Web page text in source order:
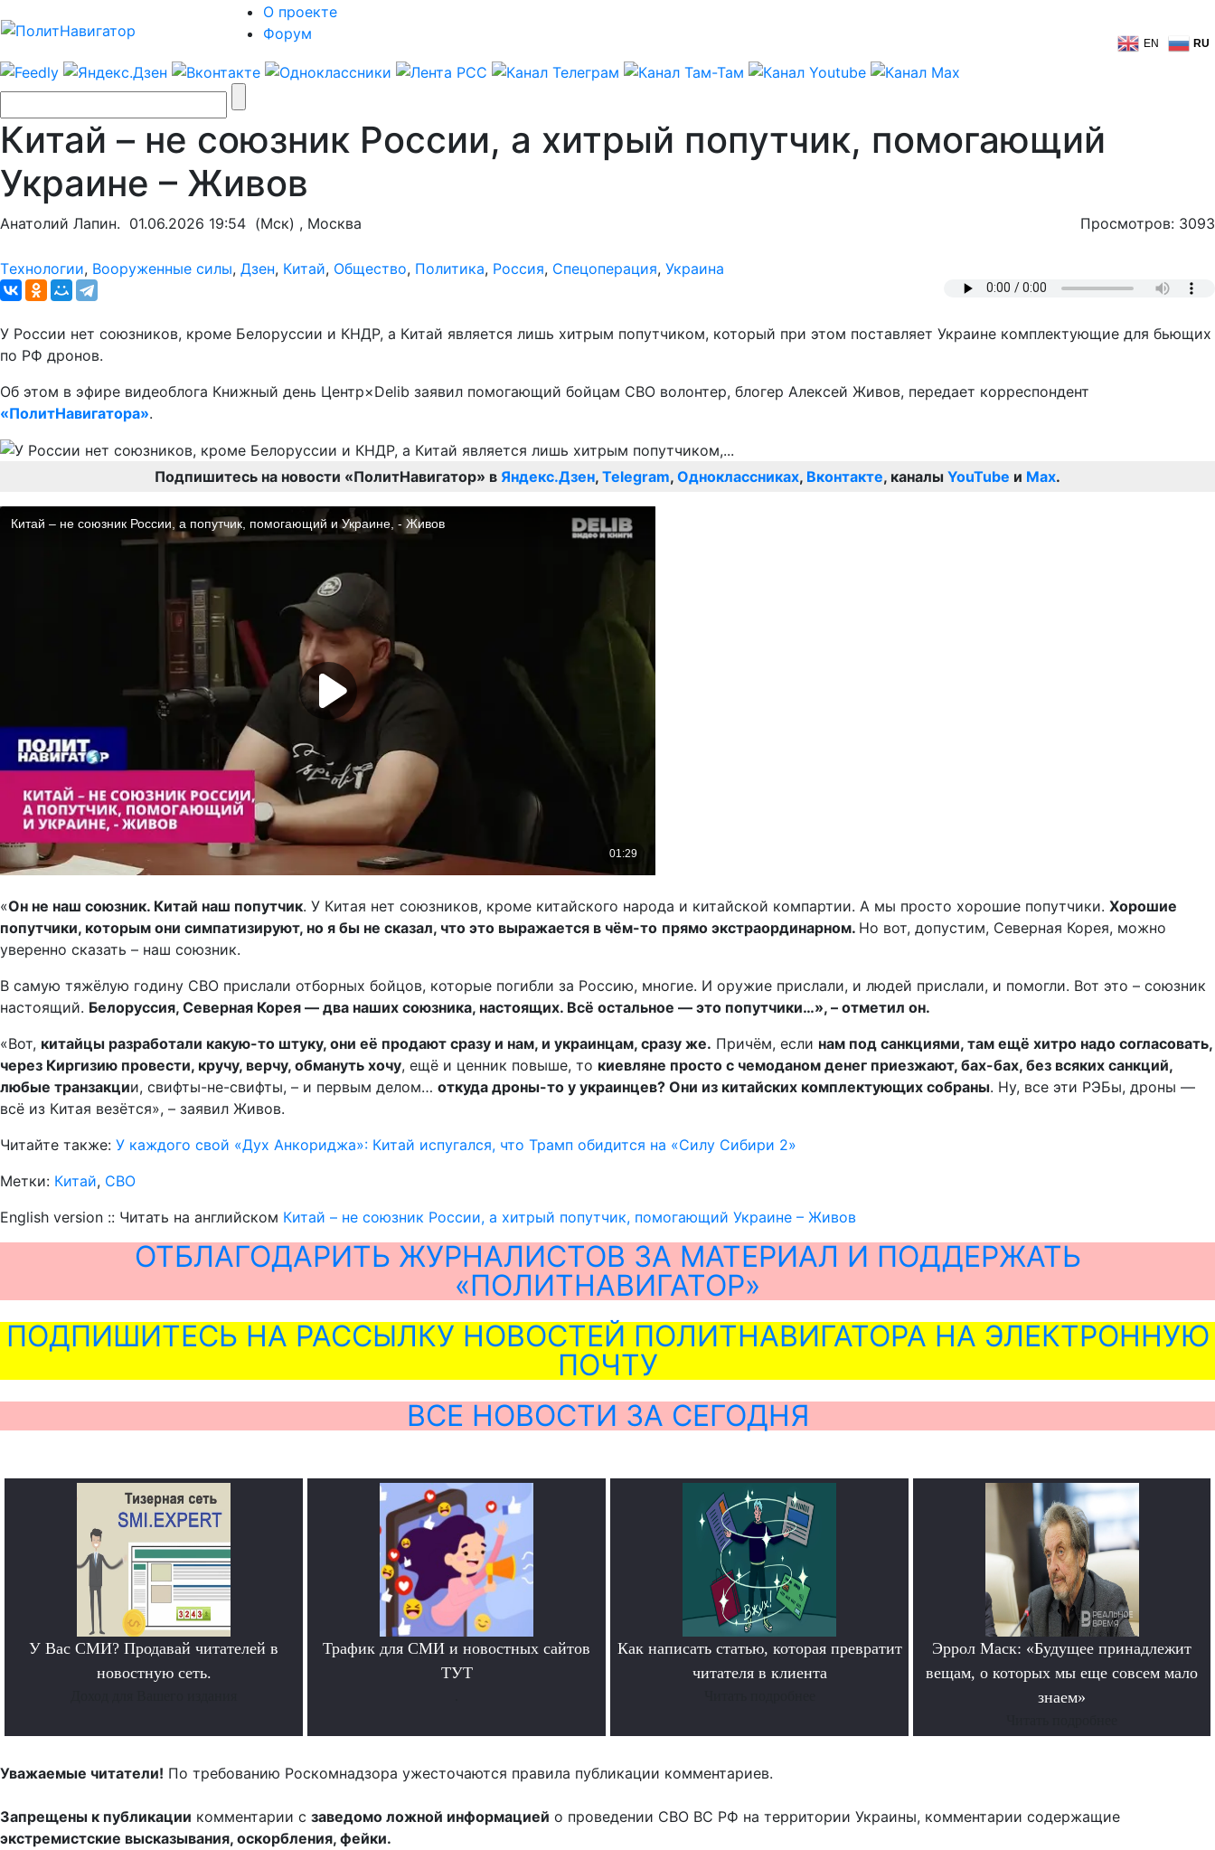
О проекте
Форум
EN RU
Китай – не союзник России, а хитрый попутчик, помогающий
Украине – Живов
Анатолий Лапин. 01.06.2026 19:54 (Мск) , Москва Просмотров: 3093
Tехнологии, Вооруженные силы, Дзен, Китай, Общество, Политика, Россия, Спецоперация, Украина
У России нет союзников, кроме Белоруссии и КНДР, а Китай является лишь хитрым попутчиком, который при этом поставляет Украине комплектующие для бьющих
по РФ дронов.
Об этом в эфире видеоблога Книжный день Центр×Delib заявил помогающий бойцам СВО волонтер, блогер Алексей Живов, передает корреспондент
«ПолитНавигатора».
Подпишитесь на новости «ПолитНавигатор» в Яндекс.Дзен, Telegram, Одноклассниках, Вконтакте, каналы YouTube и Max.
«Он не наш союзник. Китай наш попутчик. У Китая нет союзников, кроме китайского народа и китайской компартии. А мы просто хорошие попутчики. Хорошие
попутчики, которым они симпатизируют, но я бы не сказал, что это выражается в чём-то прямо экстраординарном. Но вот, допустим, Северная Корея, можно
уверенно сказать – наш союзник.
В самую тяжёлую годину СВО прислали отборных бойцов, которые погибли за Россию, многие. И оружие прислали, и людей прислали, и помогли. Вот это – союзник
настоящий. Белоруссия, Северная Корея — два наших союзника, настоящих. Всё остальное — это попутчики…», – отметил он.
«Вот, китайцы разработали какую-то штуку, они её продают сразу и нам, и украинцам, сразу же. Причём, если нам под санкциями, там ещё хитро надо согласовать,
через Киргизию провести, кручу, верчу, обмануть хочу, ещё и ценник повыше, то киевляне просто с чемоданом денег приезжают, бах-бах, без всяких санкций,
любые транзакции, свифты-не-свифты, – и первым делом… откуда дроны-то у украинцев? Они из китайских комплектующих собраны. Ну, все эти РЭБы, дроны —
всё из Китая везётся», – заявил Живов.
Читайте также: У каждого свой «Дух Анкориджа»: Китай испугался, что Трамп обидится на «Силу Сибири 2»
Метки: Китай, СВО
English version :: Читать на английском Китай – не союзник России, а хитрый попутчик, помогающий Украине – Живов
ОТБЛАГОДАРИТЬ ЖУРНАЛИСТОВ ЗА МАТЕРИАЛ И ПОДДЕРЖАТЬ
«ПОЛИТНАВИГАТОР»
ПОДПИШИТЕСЬ НА РАССЫЛКУ НОВОСТЕЙ ПОЛИТНАВИГАТОРА НА ЭЛЕКТРОННУЮ
ПОЧТУ
ВСЕ НОВОСТИ ЗА СЕГОДНЯ
У Вас СМИ? Продавай читателей в
новостную сеть.
Трафик для СМИ и новостных сайтов
ТУТ
Как написать статью, которая превратит
читателя в клиента
Эррол Маск: «Будущее принадлежит
вещам, о которых мы еще совсем мало
знаем»
Уважаемые читатели! По требованию Роскомнадзора ужесточаются правила публикации комментариев.
Запрещены к публикации комментарии с заведомо ложной информацией о проведении СВО ВС РФ на территории Украины, комментарии содержащие
экстремистские высказывания, оскорбления, фейки.